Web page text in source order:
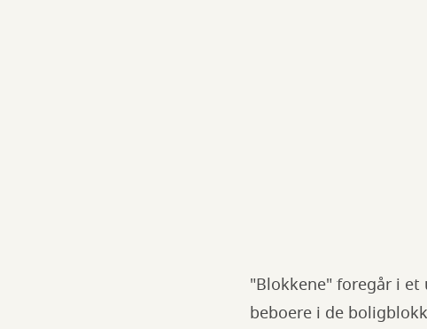
"Blokkene" foregår i
beboere i de